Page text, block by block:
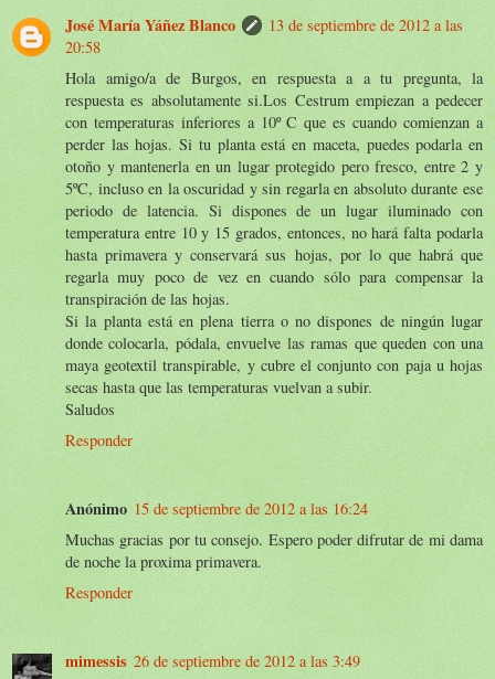
José María Yáñez Blanco
13 de septiembre de 2012 a las
20:58
Hola amigo/a de Burgos, en respuesta a a tu pregunta, la
respuesta es absolutamente si.Los Cestrum empiezan a pedecer
con temperaturas inferiores a 10º C que es cuando comienzan a
perder las hojas. Si tu planta está en maceta, puedes podarla en
otoño y mantenerla en un lugar protegido pero fresco, entre 2 y
5ºC, incluso en la oscuridad y sin regarla en absoluto durante ese
periodo de latencia. Si dispones de un lugar iluminado con
temperatura entre 10 y 15 grados, entonces, no hará falta podarla
hasta primavera y conservará sus hojas, por lo que habrá que
regarla muy poco de vez en cuando sólo para compensar la
transpiración de las hojas.
Si la planta está en plena tierra o no dispones de ningún lugar
donde colocarla, pódala, envuelve las ramas que queden con una
maya geotextil transpirable, y cubre el conjunto con paja u hojas
secas hasta que las temperaturas vuelvan a subir.
Saludos
Responder
Anónimo 15 de septiembre de 2012 a las 16:24
Muchas gracias por tu consejo. Espero poder difrutar de mi dama
de noche la proxima primavera.
Responder
mimessis 26 de septiembre de 2012 a las 3:49